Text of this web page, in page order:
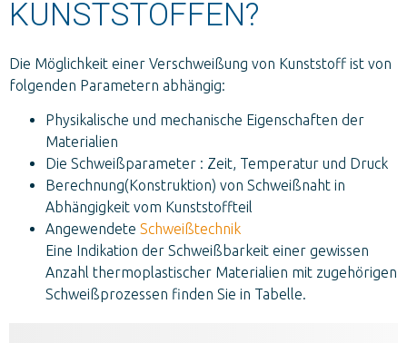
UNSTSTOFFEN?
Die Möglichkeit einer Verschweißung von Kunststoff ist von
folgenden Parametern abhängig:
Physikalische und mechanische Eigenschaften der
Materialien
Die Schweißparameter : Zeit, Temperatur und Druck
Berechnung(Konstruktion) von Schweißnaht in
Abhängigkeit vom Kunststoffteil
Angewendete Schweißtechnik
Eine Indikation der Schweißbarkeit einer gewissen
Anzahl thermoplastischer Materialien mit zugehörigen
Schweißprozessen finden Sie in Tabelle.